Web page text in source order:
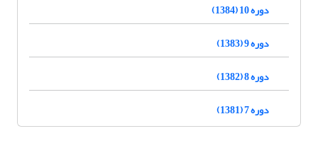
دوره 10 (1384)
دوره 9 (1383)
دوره 8 (1382)
دوره 7 (1381)